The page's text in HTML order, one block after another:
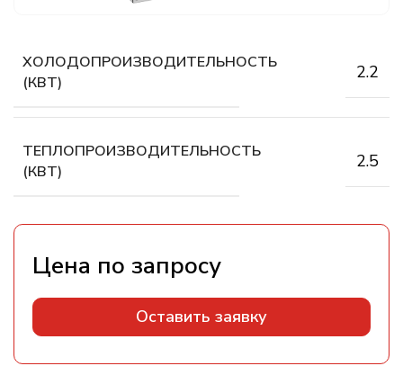
ХОЛОДОПРОИЗВОДИТЕЛЬНОСТЬ
(КВТ)
2.2
ТЕПЛОПРОИЗВОДИТЕЛЬНОСТЬ
(КВТ)
2.5
Оставить заявку